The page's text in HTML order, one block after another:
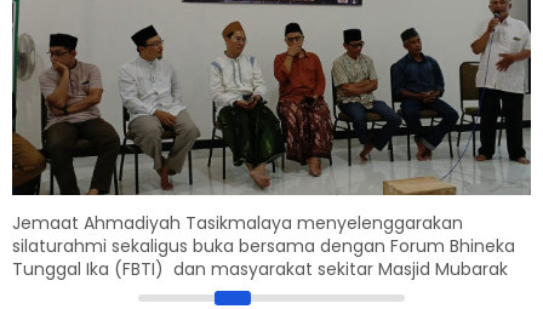
Jemaat Ahmadiyah Tasikmalaya menyelenggarakan
silaturahmi sekaligus buka bersama dengan Forum Bhineka
Tunggal Ika (FBTI) dan masyarakat sekitar Masjid Mubarak